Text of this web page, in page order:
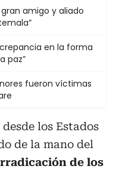
amigo y aliado
en la forma
paz”
fueron víctimas
los Estados
de la mano del
de los